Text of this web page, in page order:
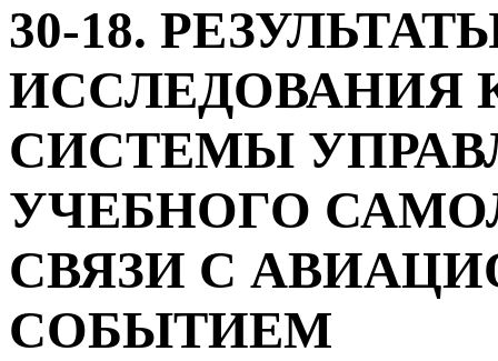
30-18.
ИССЛЕДОВАНИЯ
СИСТЕМЫ
УЧЕБНОГО
СВЯЗИ С
СОБЫТИЕМ